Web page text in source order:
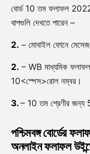
বোর্ড 10 তম ফলাফল 2022
ধাপগুলি দেখতে পারেন –
2. – মোবাইল ফোনে
2. – WB মাধ্যমিক
10<স্পেস>রোল নম্বর।
3. – 10 তম শ্রেণীর
পশ্চিমবঙ্গ বোর্ডের
অনলাইন ফলাফল